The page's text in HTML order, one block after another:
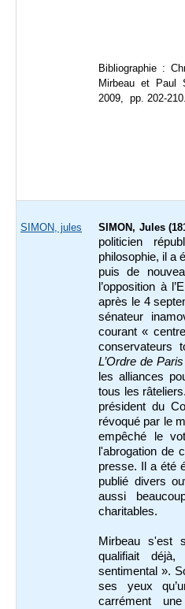
Bibliographie :
Mirbeau et Paul
2009, pp. 202-210.
SIMON, jules SIMON, Jules
politicien
philosophie, il a
puis de
l’opposition à
après le 4
sénateur
courant «
conservateurs
L’Ordre de Paris
les alliances
tous les
président du
révoqué par le
empêché le
l'abrogation de
presse. Il a été
publié divers
aussi
charitables.
Mirbeau s'est
qualifiait
sentimental ».
ses yeux
carrément